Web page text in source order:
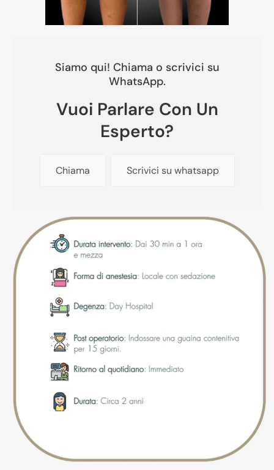
Siamo qui! Chiama o scrivici su
WhatsApp.
Vuoi Parlare Con Un
Esperto?
Chiama Scrivici su whatsapp